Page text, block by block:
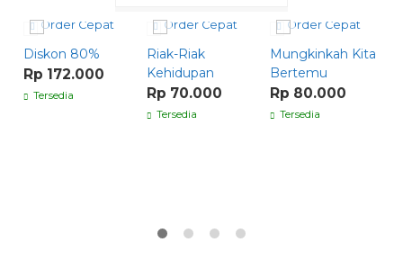
Order Cepat
Diskon 80%
Rp 172.000
Tersedia
Order Cepat
Riak-Riak
Kehidupan
Rp 70.000
Tersedia
Order Cepat
Mungkinkah Kita
Bertemu
Rp 80.000
Tersedia